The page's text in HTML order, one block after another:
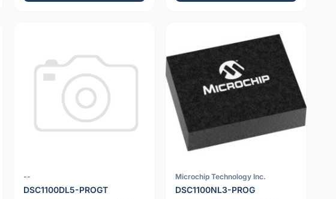
--
DSC1100DL5-PROGT
Microchip Technology Inc.
DSC1100NL3-PROG